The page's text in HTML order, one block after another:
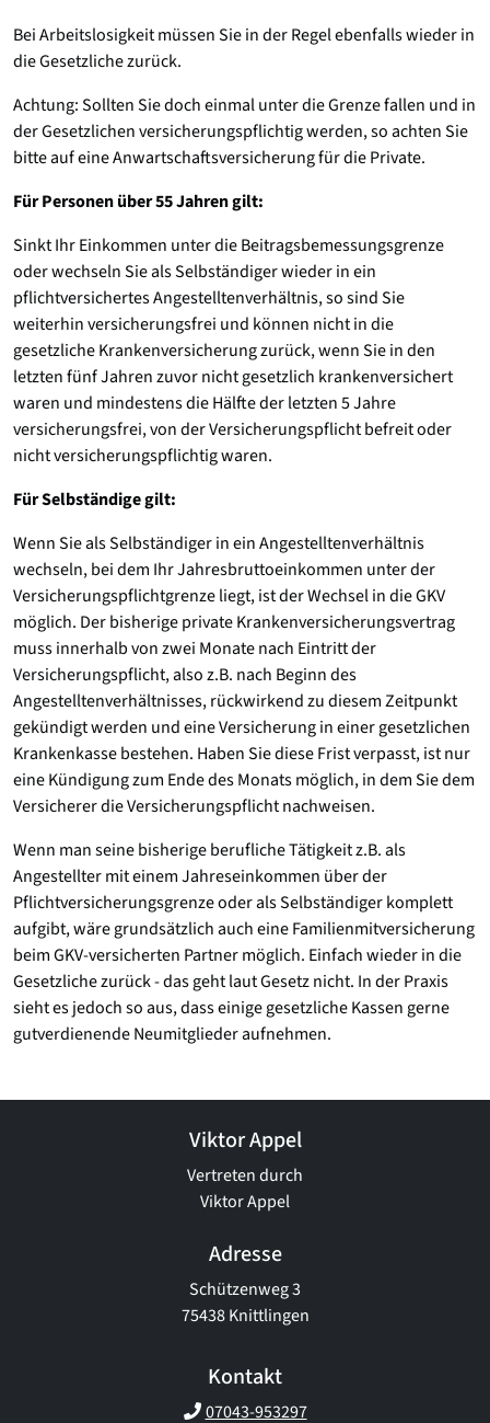
Bei Arbeitslosigkeit müssen Sie in der Regel ebenfalls wieder in
die Gesetzliche zurück.
Achtung: Sollten Sie doch einmal unter die Grenze fallen und in
der Gesetzlichen versicherungspflichtig werden, so achten Sie
bitte auf eine Anwartschaftsversicherung für die Private.
Für Personen über 55 Jahren gilt:
Sinkt Ihr Einkommen unter die Beitragsbemessungsgrenze
oder wechseln Sie als Selbständiger wieder in ein
pflichtversichertes Angestelltenverhältnis, so sind Sie
weiterhin versicherungsfrei und können nicht in die
gesetzliche Krankenversicherung zurück, wenn Sie in den
letzten fünf Jahren zuvor nicht gesetzlich krankenversichert
waren und mindestens die Hälfte der letzten 5 Jahre
versicherungsfrei, von der Versicherungspflicht befreit oder
nicht versicherungspflichtig waren.
Für Selbständige gilt:
Wenn Sie als Selbständiger in ein Angestelltenverhältnis
wechseln, bei dem Ihr Jahresbruttoeinkommen unter der
Versicherungspflichtgrenze liegt, ist der Wechsel in die GKV
möglich. Der bisherige private Krankenversicherungsvertrag
muss innerhalb von zwei Monate nach Eintritt der
Versicherungspflicht, also z.B. nach Beginn des
Angestelltenverhältnisses, rückwirkend zu diesem Zeitpunkt
gekündigt werden und eine Versicherung in einer gesetzlichen
Krankenkasse bestehen. Haben Sie diese Frist verpasst, ist nur
eine Kündigung zum Ende des Monats möglich, in dem Sie dem
Versicherer die Versicherungspflicht nachweisen.
Wenn man seine bisherige berufliche Tätigkeit z.B. als
Angestellter mit einem Jahreseinkommen über der
Pflichtversicherungsgrenze oder als Selbständiger komplett
aufgibt, wäre grundsätzlich auch eine Familienmitversicherung
beim GKV-versicherten Partner möglich. Einfach wieder in die
Gesetzliche zurück - das geht laut Gesetz nicht. In der Praxis
sieht es jedoch so aus, dass einige gesetzliche Kassen gerne
gutverdienende Neumitglieder aufnehmen.
Viktor Appel
Vertreten durch
Viktor Appel
Adresse
Schützenweg 3
75438 Knittlingen
Kontakt
07043-953297